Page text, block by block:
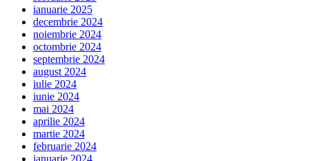
ianuarie 2025
decembrie 2024
noiembrie 2024
octombrie 2024
septembrie 2024
august 2024
iulie 2024
iunie 2024
mai 2024
aprilie 2024
martie 2024
februarie 2024
ianuarie 2024